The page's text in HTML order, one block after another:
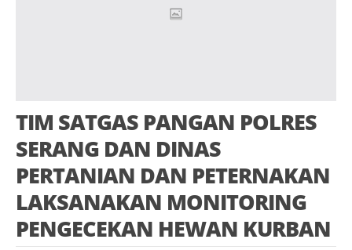
TIM SATGAS PANGAN POLRES
SERANG DAN DINAS
PERTANIAN DAN PETERNAKAN
LAKSANAKAN MONITORING
PENGECEKAN HEWAN KURBAN